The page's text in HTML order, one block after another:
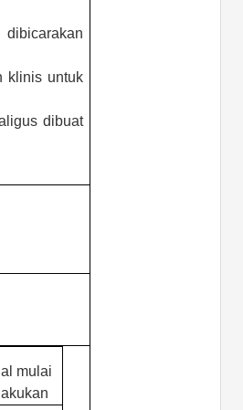
dibicarakan
klinis untuk
dibuat
mulai